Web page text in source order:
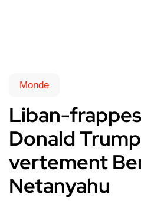
Monde
Liban-
Donald
vertement
Netanyahu